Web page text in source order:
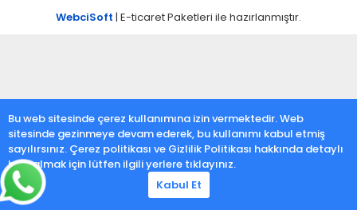
WebciSoft | E-ticaret Paketleri ile hazırlanmıştır.
Bu web sitesinde çerez kullanımına izin vermektedir. Web
sitesinde gezinmeye devam ederek, bu kullanımı kabul etmiş
sayılırsınız. Çerez politikası ve Gizlilik Politikası hakkında detaylı
bilgi almak için lütfen ilgili yerlere tıklayınız.
Kabul Et